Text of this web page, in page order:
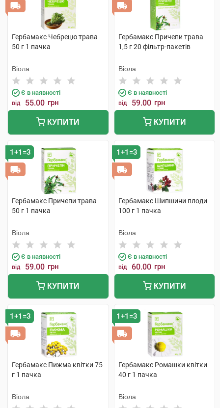
Гербамакс Чебрецю трава
50 г 1 пачка
Віола
Є в наявності
від 55.00 грн
КУПИТИ
Гербамакс Причепи трава
1,5 г 20 фільтр-пакетів
Віола
Є в наявності
від 59.00 грн
КУПИТИ
1+1=3
Гербамакс Причепи трава
50 г 1 пачка
Віола
Є в наявності
від 59.00 грн
КУПИТИ
1+1=3
Гербамакс Шипшини плоди
100 г 1 пачка
Віола
Є в наявності
від 60.00 грн
КУПИТИ
1+1=3
Гербамакс Пижма квітки 75
г 1 пачка
Віола
1+1=3
Гербамакс Ромашки квітки
40 г 1 пачка
Віола